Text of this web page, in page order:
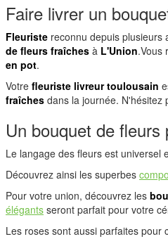
Faire livrer un
Fleuriste reconnu depuis plusieurs
de fleurs fraîches à L'Union.Vous
en pot.
Votre fleuriste livreur toulousain
fraîches dans la journée. N'hésitez
Un bouquet de
Le langage des fleurs est universel
Découvrez ainsi les superbes
Pour votre union, découvrez les
élégants seront parfait pour votre
Les roses sont aussi parfaites pour